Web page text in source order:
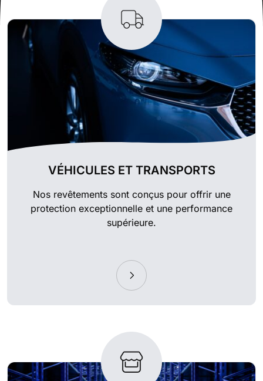
VÉHICULES ET TRANSPORTS
Nos revêtements sont conçus pour offrir une
protection exceptionnelle et une performance
supérieure.